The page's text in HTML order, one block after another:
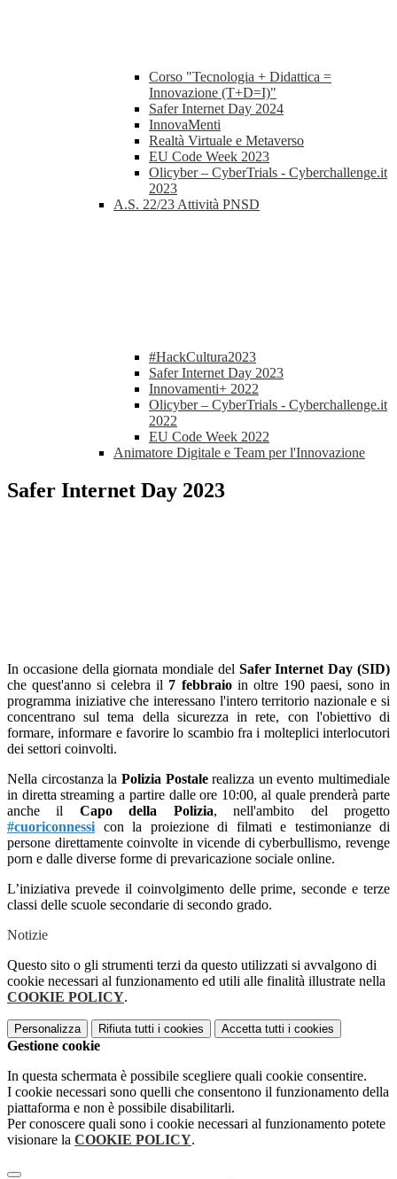
Corso "Tecnologia + Didattica =
Innovazione (T+D=I)"
Safer Internet Day 2024
InnovaMenti
Realtà Virtuale e Metaverso
EU Code Week 2023
Olicyber – CyberTrials - Cyberchallenge.it
2023
A.S. 22/23 Attività PNSD
#HackCultura2023
Safer Internet Day 2023
Innovamenti+ 2022
Olicyber – CyberTrials - Cyberchallenge.it
2022
EU Code Week 2022
Animatore Digitale e Team per l'Innovazione
Safer Internet Day 2023
In occasione della giornata mondiale del Safer Internet Day (SID)
che quest'anno si celebra il 7 febbraioin oltre 190 paesi, sono in
programma iniziative che interessano l'intero territorio nazionale e si
concentrano sul tema della sicurezza in rete, con l'obiettivo di
formare, informare e favorire lo scambio fra i molteplici interlocutori
dei settori coinvolti.
Nella circostanza la Polizia Postalerealizza un evento multimediale
in diretta streaming a partire dalle ore 10:00, al quale prenderà parte
anche il Capo della Polizia, nell'ambito del progetto
#cuoriconnessi con la proiezione di filmati e testimonianze di
persone direttamente coinvolte in vicende di cyberbullismo, revenge
porn e dalle diverse forme di prevaricazione sociale online.
L’iniziativa prevede il coinvolgimento delle prime, seconde e terze
classi delle scuole secondarie di secondo grado.
Notizie
Questo sito o gli strumenti terzi da questo utilizzati si avvalgono di
cookie necessari al funzionamento ed utili alle finalità illustrate nella
COOKIE POLICY.
Personalizza Rifiuta tutti i cookies Accetta tutti i cookies
Gestione cookie
In questa schermata è possibile scegliere quali cookie consentire.
I cookie necessari sono quelli che consentono il funzionamento della
piattaforma e non è possibile disabilitarli.
Per conoscere quali sono i cookie necessari al funzionamento potete
visionare la COOKIE POLICY.